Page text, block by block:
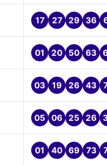
17 27 29 36
01 20 50 63
03 19 26 43
05 06 25 26
01 40 69 73